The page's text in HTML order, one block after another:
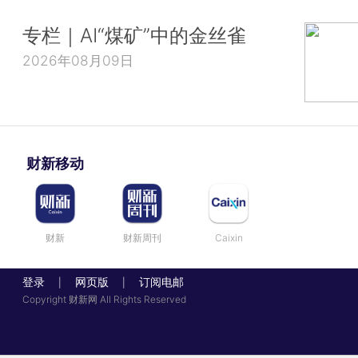
专栏｜AI“煤矿”中的金丝雀
2026年08月09日
财新移动
财新 财新周刊 Caixin
登录 网页版 订阅电邮
Copyright 财新网 All Rights Reserved